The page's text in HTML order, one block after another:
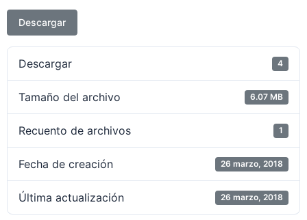
Descargar
Descargar 4
Tamaño del archivo 6.07 MB
Recuento de archivos 1
Fecha de creación 26 marzo, 2018
Última actualización 26 marzo, 2018